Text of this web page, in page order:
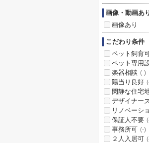
画像・動画あ
画像あり
こだわり条件
ペット飼育
ペット専用
楽器相談 (-)
陽当り良好
閑静な住宅
デザイナー
リノベーシ
保証人不要
事務所可 (-)
２人入居可